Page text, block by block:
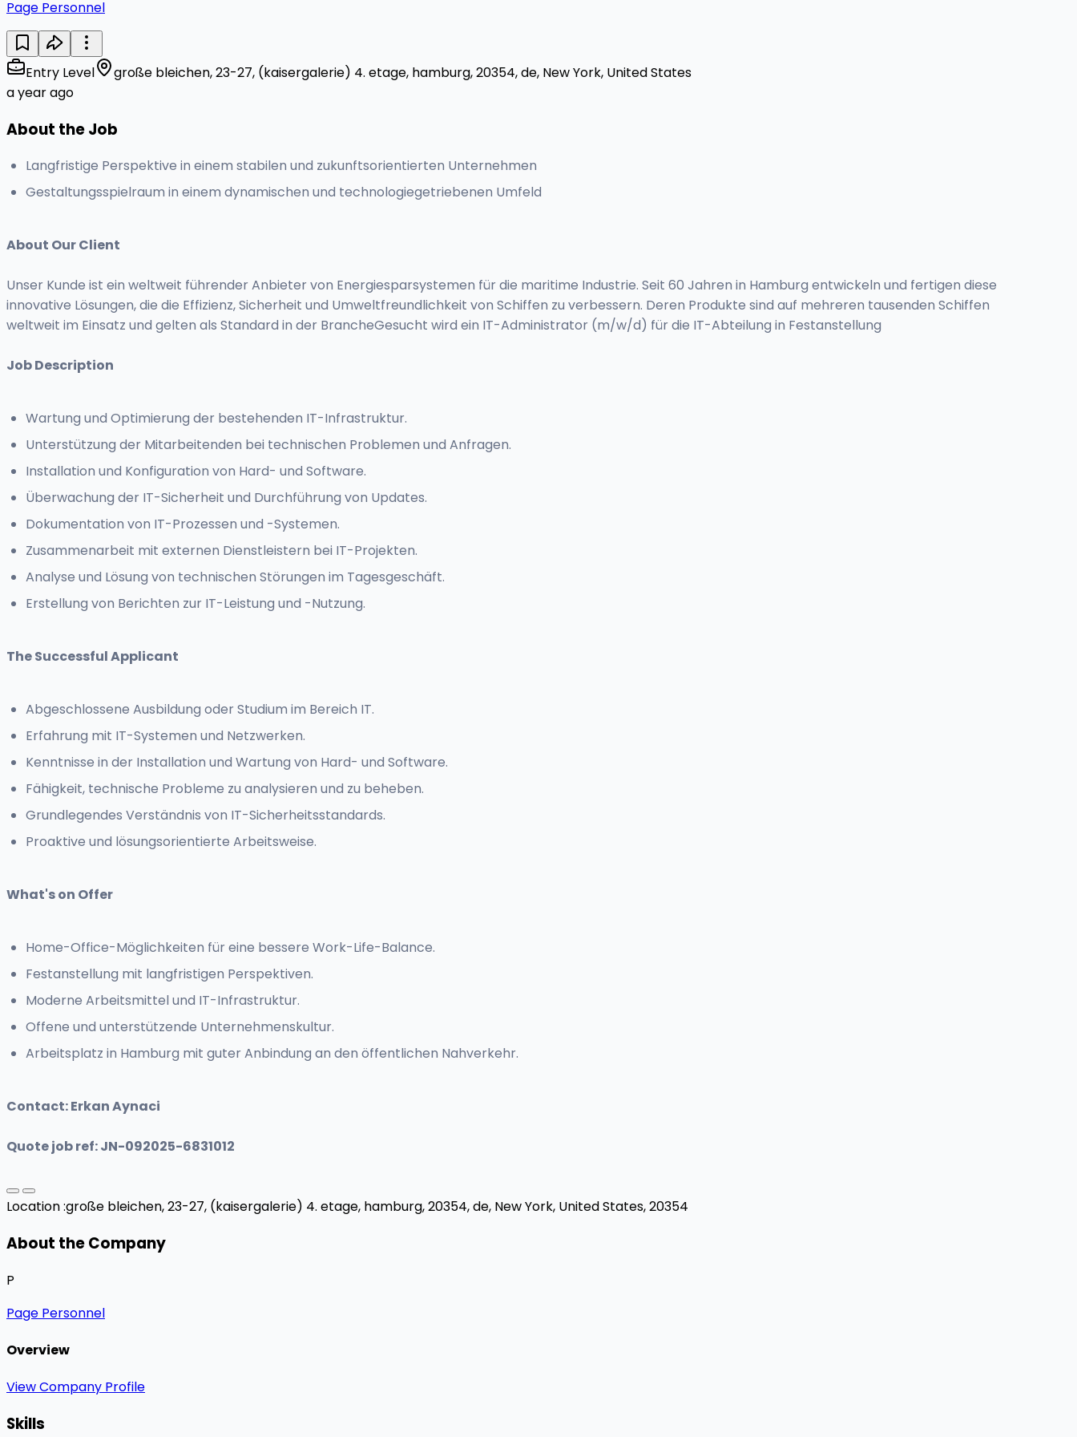
Page Personnel
Entry Level
große bleichen, 23-27, (kaisergalerie) 4. etage, hamburg, 20354, de, New York, United States
a year ago
About the Job
Langfristige Perspektive in einem stabilen und zukunftsorientierten Unternehmen
Gestaltungsspielraum in einem dynamischen und technologiegetriebenen Umfeld
About Our Client
Unser Kunde ist ein weltweit führender Anbieter von Energiesparsystemen für die maritime Industrie. Seit 60 Jahren in Hamburg entwickeln und fertigen diese
innovative Lösungen, die die Effizienz, Sicherheit und Umweltfreundlichkeit von Schiffen zu verbessern. Deren Produkte sind auf mehreren tausenden Schiffen
weltweit im Einsatz und gelten als Standard in der BrancheGesucht wird ein IT-Administrator (m/w/d) für die IT-Abteilung in Festanstellung
Job Description
Wartung und Optimierung der bestehenden IT-Infrastruktur.
Unterstützung der Mitarbeitenden bei technischen Problemen und Anfragen.
Installation und Konfiguration von Hard- und Software.
Überwachung der IT-Sicherheit und Durchführung von Updates.
Dokumentation von IT-Prozessen und -Systemen.
Zusammenarbeit mit externen Dienstleistern bei IT-Projekten.
Analyse und Lösung von technischen Störungen im Tagesgeschäft.
Erstellung von Berichten zur IT-Leistung und -Nutzung.
The Successful Applicant
Abgeschlossene Ausbildung oder Studium im Bereich IT.
Erfahrung mit IT-Systemen und Netzwerken.
Kenntnisse in der Installation und Wartung von Hard- und Software.
Fähigkeit, technische Probleme zu analysieren und zu beheben.
Grundlegendes Verständnis von IT-Sicherheitsstandards.
Proaktive und lösungsorientierte Arbeitsweise.
What's on Offer
Home-Office-Möglichkeiten für eine bessere Work-Life-Balance.
Festanstellung mit langfristigen Perspektiven.
Moderne Arbeitsmittel und IT-Infrastruktur.
Offene und unterstützende Unternehmenskultur.
Arbeitsplatz in Hamburg mit guter Anbindung an den öffentlichen Nahverkehr.
Contact: Erkan Aynaci
Quote job ref: JN-092025-6831012
Location :große bleichen, 23-27, (kaisergalerie) 4. etage, hamburg, 20354, de, New York, United States, 20354
About the Company
P
Page Personnel
Overview
View Company Profile
Skills